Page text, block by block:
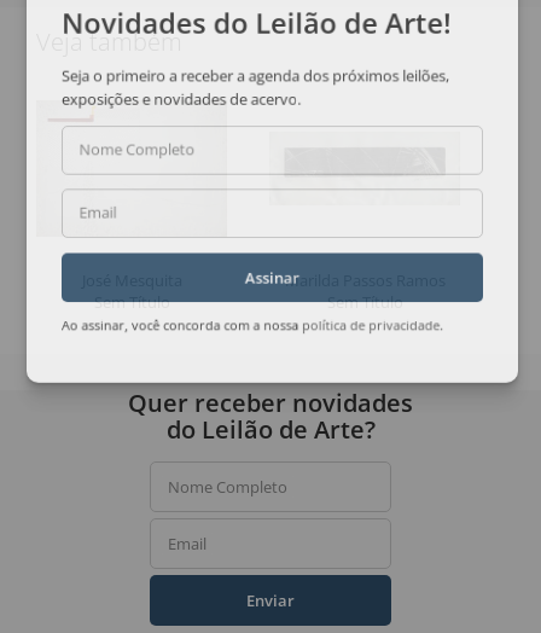
Veja também
Sem Título
Marilda Passos Ramos
Sem Título
Novidades do Leilão de Arte!
Seja o primeiro a receber a agenda dos próximos leilões,
exposições e novidades de acervo.
Nome Completo
Email
Assinar
Ao assinar, você concorda com a nossa política de privacidade
Quer receber novidades
do Leilão de Arte?
Nome Completo
Email
Enviar